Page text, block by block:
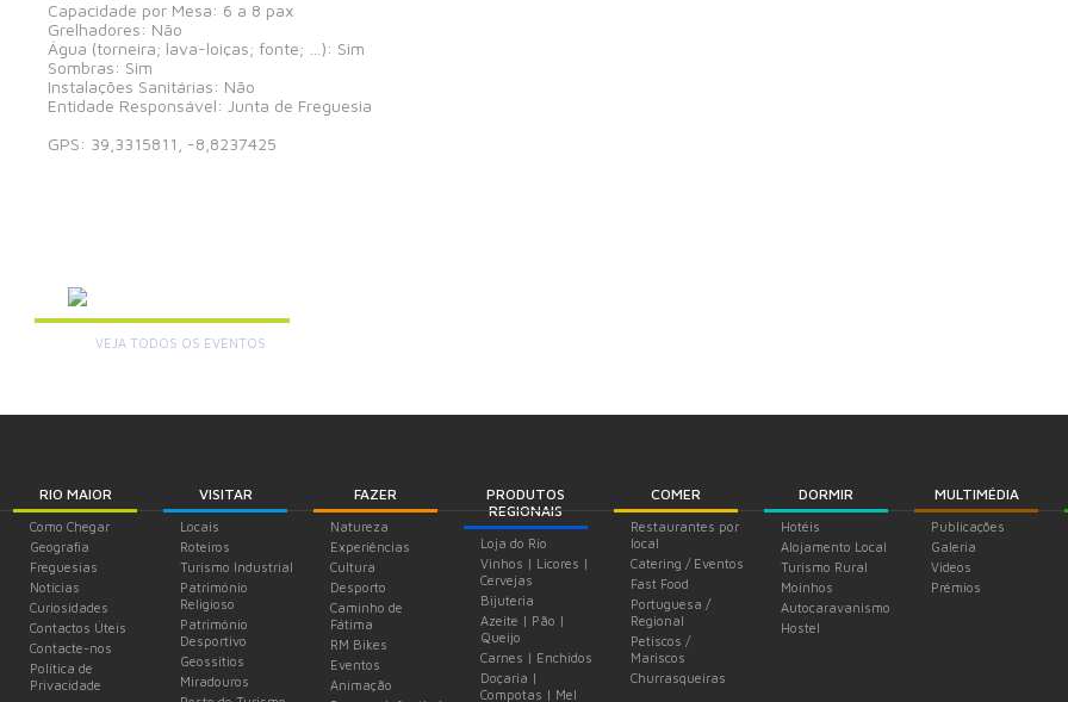
Capacidade por Mesa: 6 a 8 pax
Grelhadores: Não
Água (torneira; lava-loiças; fonte; …): Sim
Sombras: Sim
Instalações Sanitárias: Não
Entidade Responsável: Junta de Freguesia
GPS: 39,3315811, -8,8237425
VEJA TODOS OS EVENTOS
RIO MAIOR
Como Chegar
Geografia
Freguesias
Notícias
Curiosidades
Contactos Úteis
Contacte-nos
Política de
Privacidade
VISITAR
Locais
Roteiros
Turismo Industrial
Património
Religioso
Património
Desportivo
Geossítios
Miradouros
FAZER
Natureza
Experiências
Cultura
Desporto
Caminho de
Fátima
RM Bikes
Eventos
Animação
PRODUTOS
REGIONAIS
Loja do Rio
Vinhos | Licores |
Cervejas
Bijuteria
Azeite | Pão |
Queijo
Carnes | Enchidos
Doçaria |
Compotas | Mel
COMER
Restaurantes por
local
Catering / Eventos
Fast Food
Portuguesa /
Regional
Petiscos /
Mariscos
Churrasqueiras
DORMIR
Hotéis
Alojamento Local
Turismo Rural
Moinhos
Autocaravanismo
Hostel
MULTIMÉDIA
Publicações
Galeria
Videos
Prémios